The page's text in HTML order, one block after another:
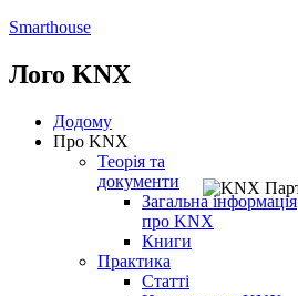
Smarthouse
Лого KNX
Додому
Про KNX
Теорія та
документи
Загальна інформація
про KNX
Книги
Практика
Статті